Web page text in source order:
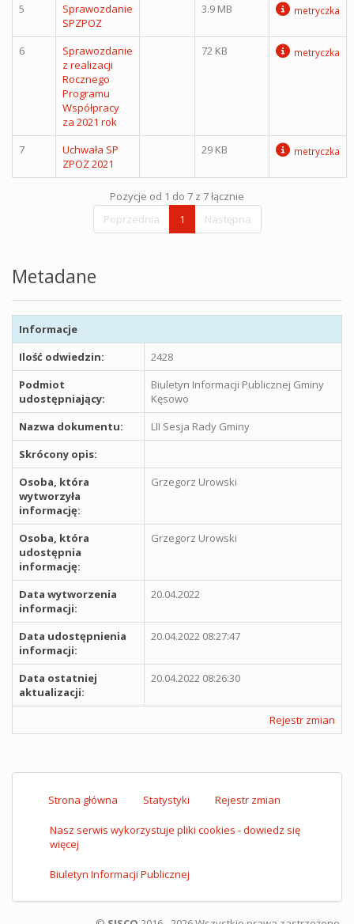
5
Sprawozdanie
SPZPOZ
3.9 MB metryczka
6
Sprawozdanie
z realizacji
Rocznego
Programu
Współpracy
za 2021 rok
72 KB metryczka
7
Uchwała SP
ZPOZ 2021
29 KB metryczka
Pozycje od 1 do 7 z 7 łącznie
Poprzednia
1 Następna
Metadane
Informacje
Ilość odwiedzin:
2428
Podmiot
udostępniający:
Biuletyn Informacji Publicznej Gminy
Kęsowo
Nazwa dokumentu:
LII Sesja Rady Gminy
Skrócony opis:
Osoba, która
wytworzyła
informację:
Grzegorz Urowski
Osoba, która
udostępnia
informację:
Grzegorz Urowski
Data wytworzenia
informacji:
20.04.2022
Data udostępnienia
informacji:
20.04.2022 08:27:47
Data ostatniej
aktualizacji:
20.04.2022 08:26:30
Rejestr zmian
Strona główna Statystyki Rejestr zmian
Nasz serwis wykorzystuje pliki cookies - dowiedz się
więcej
Biuletyn Informacji Publicznej